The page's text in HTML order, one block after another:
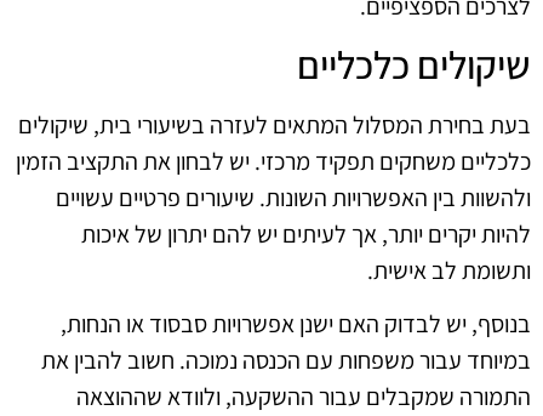
שיקולים כלכליים
בעת בחירת המסלול המתאים לעזרה בשיעורי בית, שיקולים
כלכליים משחקים תפקיד מרכזי. יש לבחון את התקציב הזמין
ולהשוות בין האפשרויות השונות. שיעורים פרטיים עשויים
להיות יקרים יותר, אך לעיתים יש להם יתרון של איכות
ותשומת לב אישית.
בנוסף, יש לבדוק האם ישנן אפשרויות סבסוד או הנחות,
במיוחד עבור משפחות עם הכנסה נמוכה. חשוב להבין את
התמורה שמקבלים עבור ההשקעה, ולוודא שההוצאה